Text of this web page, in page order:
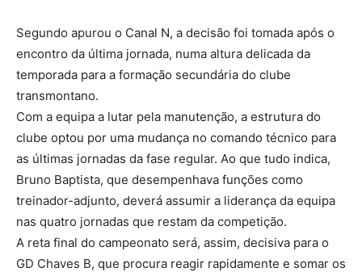
Segundo apurou o Canal N, a decisão foi tomada após o
encontro da última jornada, numa altura delicada da
temporada para a formação secundária do clube
transmontano.
Com a equipa a lutar pela manutenção, a estrutura do
clube optou por uma mudança no comando técnico para
as últimas jornadas da fase regular. Ao que tudo indica,
Bruno Baptista, que desempenhava funções como
treinador-adjunto, deverá assumir a liderança da equipa
nas quatro jornadas que restam da competição.
A reta final do campeonato será, assim, decisiva para o
GD Chaves B, que procura reagir rapidamente e somar os